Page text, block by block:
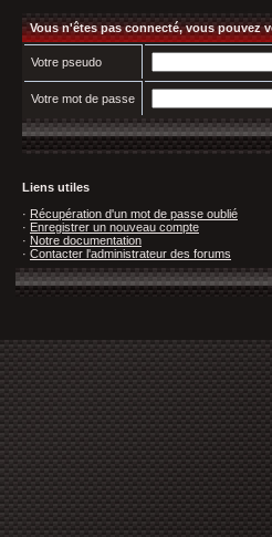
Vous n'êtes pas connecté, vous pouvez
Votre pseudo
Votre mot de passe
Liens utiles
· Récupération d'un mot de passe oublié
· Enregistrer un nouveau compte
· Notre documentation
· Contacter l'administrateur des forums